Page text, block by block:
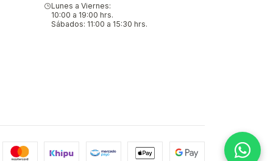
Lunes a Viernes:
10:00 a 19:00 hrs.
Sábados: 11:00 a 15:30 hrs.